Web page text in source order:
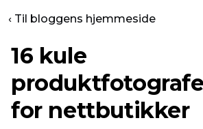
‹ Til bloggens hjemmeside
16 kule
for nettbutikker